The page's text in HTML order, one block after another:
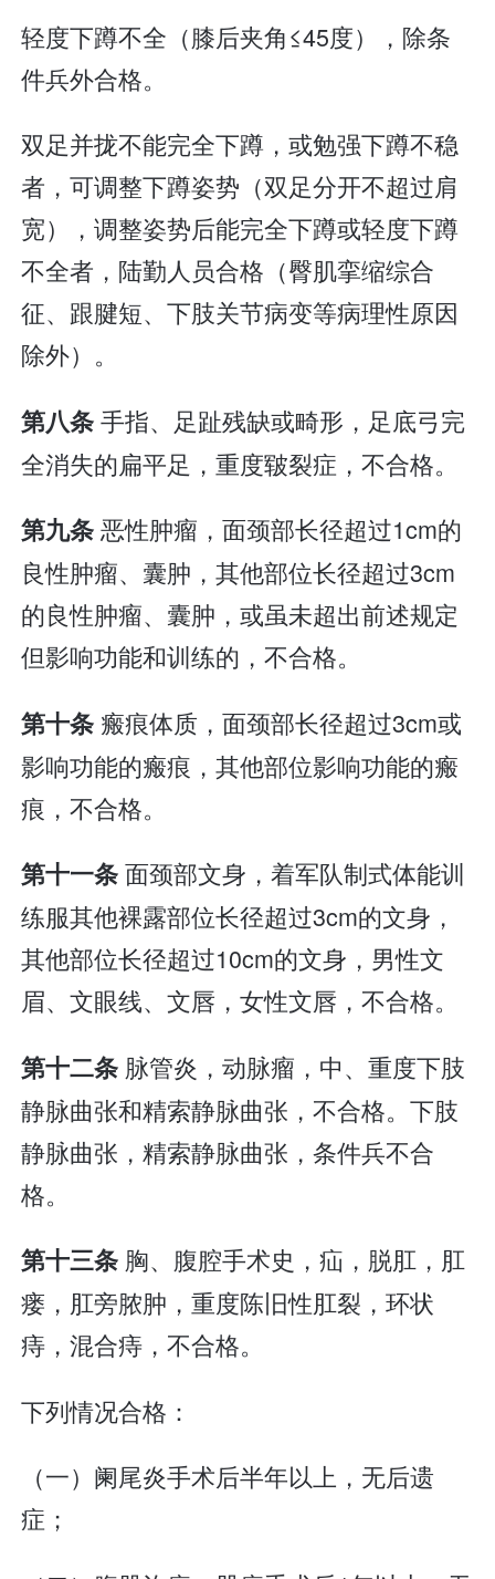
轻度下蹲不全（膝后夹角≤45度），除条
件兵外合格。
双足并拢不能完全下蹲，或勉强下蹲不稳
者，可调整下蹲姿势（双足分开不超过肩
宽），调整姿势后能完全下蹲或轻度下蹲
不全者，陆勤人员合格（臀肌挛缩综合
征、跟腱短、下肢关节病变等病理性原因
除外）。
第八条手指、足趾残缺或畸形，足底弓完
全消失的扁平足，重度皲裂症，不合格。
第九条恶性肿瘤，面颈部长径超过1cm的
良性肿瘤、囊肿，其他部位长径超过3cm
的良性肿瘤、囊肿，或虽未超出前述规定
但影响功能和训练的，不合格。
第十条 瘢痕体质，面颈部长径超过3cm或
影响功能的瘢痕，其他部位影响功能的瘢
痕，不合格。
第十一条面颈部文身，着军队制式体能训
练服其他裸露部位长径超过3cm的文身，
其他部位长径超过10cm的文身，男性文
眉、文眼线、文唇，女性文唇，不合格。
第十二条 脉管炎，动脉瘤，中、重度下肢
静脉曲张和精索静脉曲张，不合格。下肢
静脉曲张，精索静脉曲张，条件兵不合
格。
第十三条 胸、腹腔手术史，疝，脱肛，肛
瘘，肛旁脓肿，重度陈旧性肛裂，环状
痔，混合痔，不合格。
下列情况合格：
（一）阑尾炎手术后半年以上，无后遗
症；